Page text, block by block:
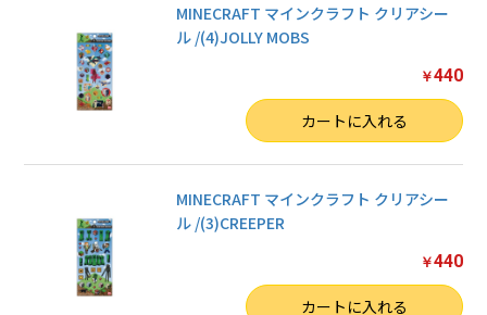
MINECRAFT マインクラフト クリアシー
ル /(4)JOLLY MOBS
￥440
カートに入れる
MINECRAFT マインクラフト クリアシー
ル /(3)CREEPER
￥440
カートに入れる